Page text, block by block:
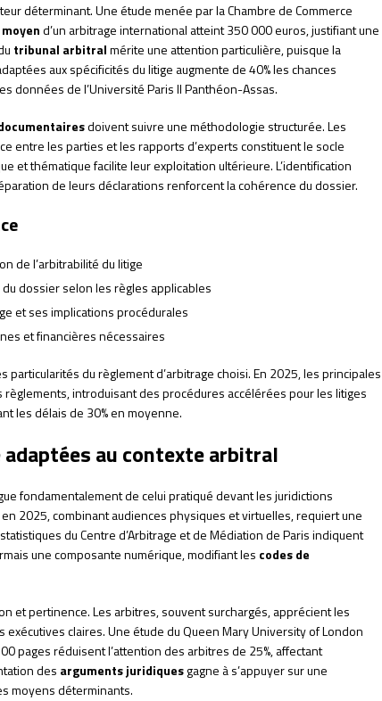
déterminant. Une étude menée par la Chambre de Commerce
d’un arbitrage international atteint 350 000 euros, justifiant une
tribunal arbitralmérite une attention particulière, puisque la
aux spécificités du litige augmente de 40% les chances
données de l’Université Paris II Panthéon-Assas.
doivent suivre une méthodologie structurée. Les
entre les parties et les rapports d’experts constituent le socle
et thématique facilite leur exploitation ultérieure. L’identification
de leurs déclarations renforcent la cohérence du dossier.
de l’arbitrabilité du litige
dossier selon les règles applicables
et ses implications procédurales
et financières nécessaires
particularités du règlement d’arbitrage choisi. En 2025, les principales
introduisant des procédures accélérées pour les litiges
les délais de 30% en moyenne.
au contexte arbitral
fondamentalement de celui pratiqué devant les juridictions
2025, combinant audiences physiques et virtuelles, requiert une
du Centre d’Arbitrage et de Médiation de Paris indiquent
une composante numérique, modifiant les codes de
et pertinence. Les arbitres, souvent surchargés, apprécient les
claires. Une étude du Queen Mary University of London
pages réduisent l’attention des arbitres de 25%, affectant
des arguments juridiquesgagne à s’appuyer sur une
moyens déterminants.